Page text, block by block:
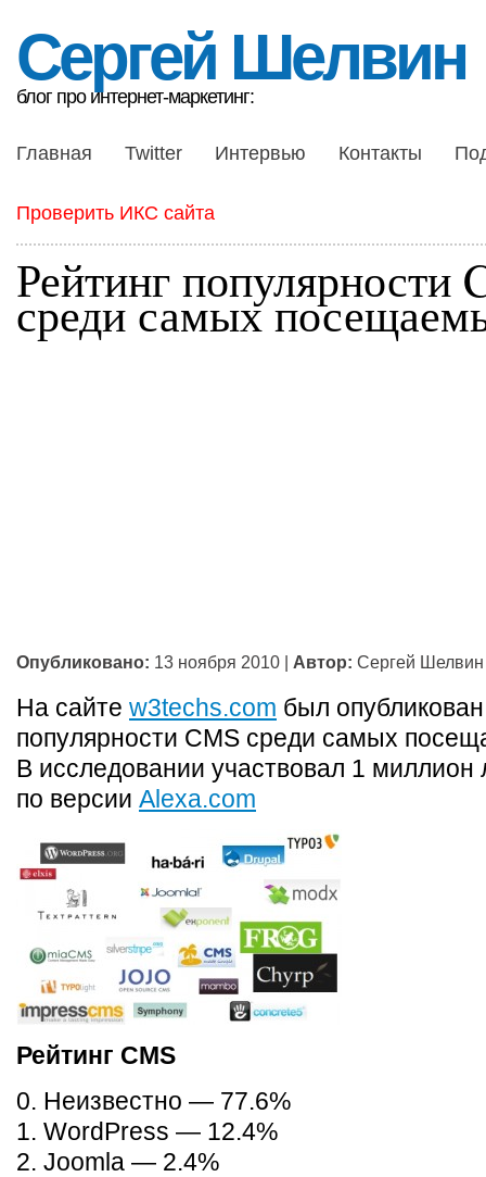
Сергей Шелвин
блог про интернет-маркетинг:
Главная Twitter Интервью Контакты
Проверить ИКС сайта
Рейтинг популярности
среди самых
Опубликовано: 13 ноября 2010 | Автор: Сергей Шелвин
На сайте w3techs.com был
популярности CMS среди самых
В исследовании участвовал 1 миллион
по версии Alexa.com
Рейтинг CMS
0. Неизвестно — 77.6%
1. WordPress — 12.4%
2. Joomla — 2.4%